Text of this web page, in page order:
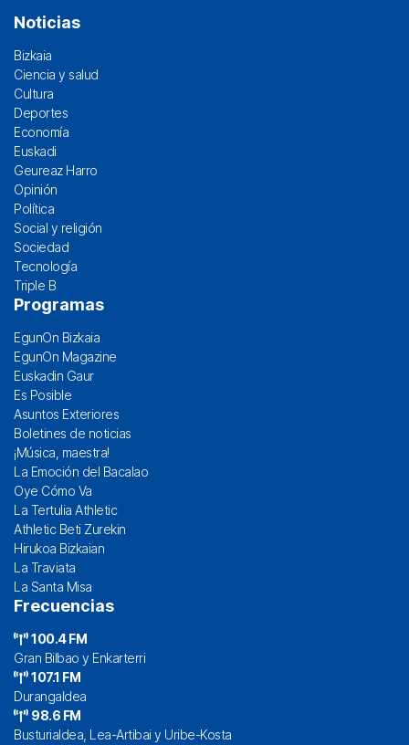
Noticias
Bizkaia
Ciencia y salud
Cultura
Deportes
Economía
Euskadi
Geureaz Harro
Opinión
Política
Social y religión
Sociedad
Tecnología
Triple B
Programas
EgunOn Bizkaia
EgunOn Magazine
Euskadin Gaur
Es Posible
Asuntos Exteriores
Boletines de noticias
¡Música, maestra!
La Emoción del Bacalao
Oye Cómo Va
La Tertulia Athletic
Athletic Beti Zurekin
Hirukoa Bizkaian
La Traviata
La Santa Misa
Frecuencias
100.4 FM
Gran Bilbao y Enkarterri
107.1 FM
Durangaldea
98.6 FM
Busturialdea, Lea-Artibai y Uribe-Kosta